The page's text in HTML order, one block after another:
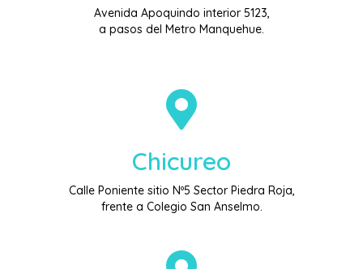
Avenida Apoquindo interior 5123,
a pasos del Metro Manquehue.
Chicureo
Calle Poniente sitio Nº5 Sector Piedra Roja,
frente a Colegio San Anselmo.